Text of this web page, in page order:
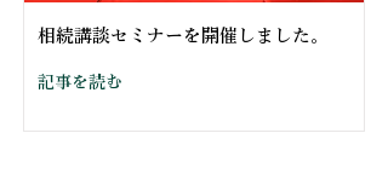
相続講談セミナーを開催しました。
記事を読む